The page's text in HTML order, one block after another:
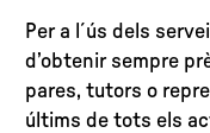
Per a l´ús dels
d’obtenir sempre
pares, tutors o
últims de tots els